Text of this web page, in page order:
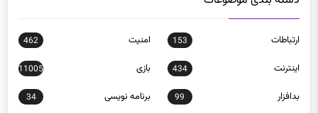
ارتباطات
اينترنت 434 بازی 11005
بدافزار 99 برنامه نويسی 34
تبلیغات 18 تجارت الكترونيك 40